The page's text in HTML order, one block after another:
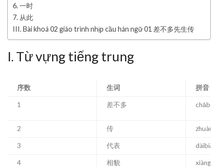
6. 一时
7. 从此
III. Bài khoá 02 giáo trình nhịp cầu hán ngữ 01 差不多先生传
I. Từ vựng tiếng trung
序数 生词 拼音
1 差不多
2 传 zhuàn
3 代表 dàibiǎo
4 相貌